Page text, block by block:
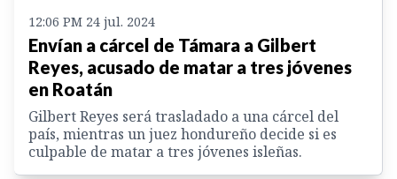
12:06 PM 24 jul. 2024
Envían a cárcel de Támara a Gilbert
Reyes, acusado de matar a tres jóvenes
en Roatán
Gilbert Reyes será trasladado a una cárcel del
país, mientras un juez hondureño decide si es
culpable de matar a tres jóvenes isleñas.